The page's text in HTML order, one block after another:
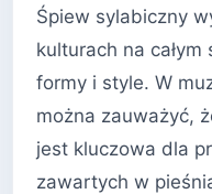
Śpiew sylabiczny
kulturach na
formy i style. W
można zauważyć,
jest kluczowa dla
zawartych w